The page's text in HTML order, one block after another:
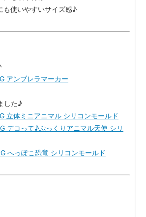
使いやすいサイズ感♪
アンブレラマーカー
した♪
立体ミニアニマル シリコンモールド
デコって♪ぷっくりアニマル天使 シリ
へっぽこ恐竜 シリコンモールド